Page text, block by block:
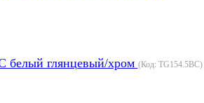
белый глянцевый/хром (Код: TG154.5BC)